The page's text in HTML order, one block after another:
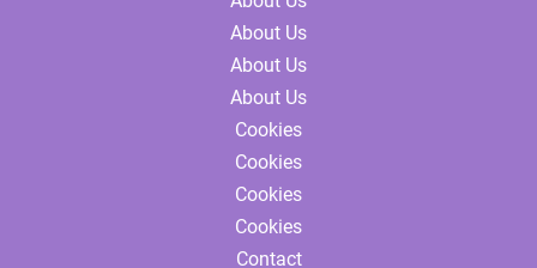
About Us
About Us
About Us
Cookies
Cookies
Cookies
Cookies
Contact